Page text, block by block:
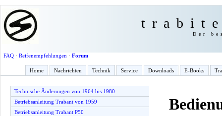
Der
FAQ· Reifenempfehlungen · Forum
Home Nachrichten Technik Service Downloads E-Books
Technische Änderungen von 1964 bis 1980
Betriebsanleitung Trabant von 1959
Betriebsanleitung Trabant P50